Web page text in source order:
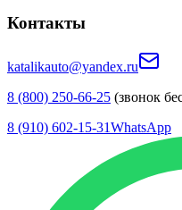
Контакты
katalikauto@yandex.ru
8 (800) 250-66-25 (звонок
8 (910) 602-15-31WhatsApp